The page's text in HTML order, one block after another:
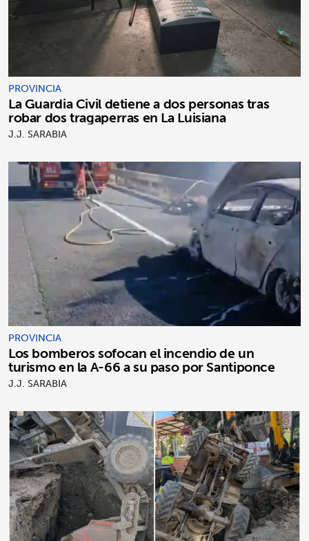
PROVINCIA
La Guardia Civil detiene a dos personas tras
robar dos tragaperras en La Luisiana
J.J. SARABIA
PROVINCIA
Los bomberos sofocan el incendio de un
turismo en la A-66 a su paso por Santiponce
J.J. SARABIA